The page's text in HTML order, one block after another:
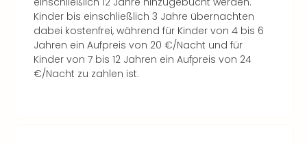
Kinder bis einschließlich 3 Jahre übernachten
dabei kostenfrei, während für Kinder von 4 bis 6
Jahren ein Aufpreis von 20 €/Nacht und für
Kinder von 7 bis 12 Jahren ein Aufpreis von 24
€/Nacht zu zahlen ist.